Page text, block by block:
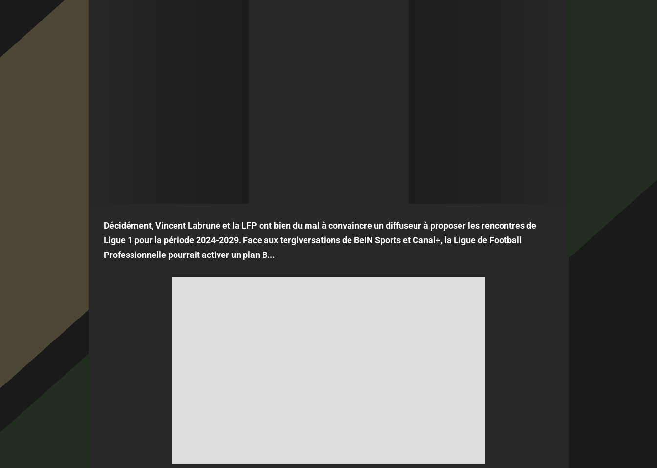
Décidément, Vincent Labrune et la LFP ont bien du mal à convaincre un diffuseur à proposer les rencontres de
Ligue 1 pour la période 2024-2029. Face aux tergiversations de BeIN Sports et Canal+, la Ligue de Football
Professionnelle pourrait activer un plan B...